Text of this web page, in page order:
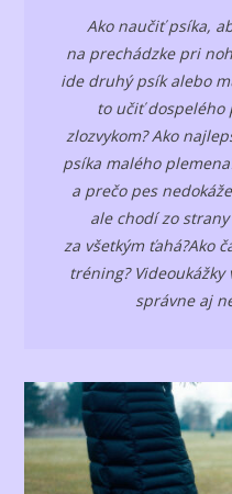
Ako naučiť psíka,
na prechádzke pri
ide druhý psík alebo
to učiť dospelého
zlozvykom? Ako
psíka malého
a prečo pes
ale chodí zo
za všetkým ťahá?Ako
tréning? Videoukážky
správne aj